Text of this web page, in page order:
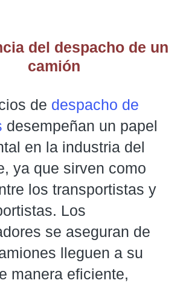
del despacho de un
camión
de despacho de
desempeñan un papel
en la industria del
ya que sirven como
los transportistas y
Los
se aseguran de
lleguen a su
manera eficiente,